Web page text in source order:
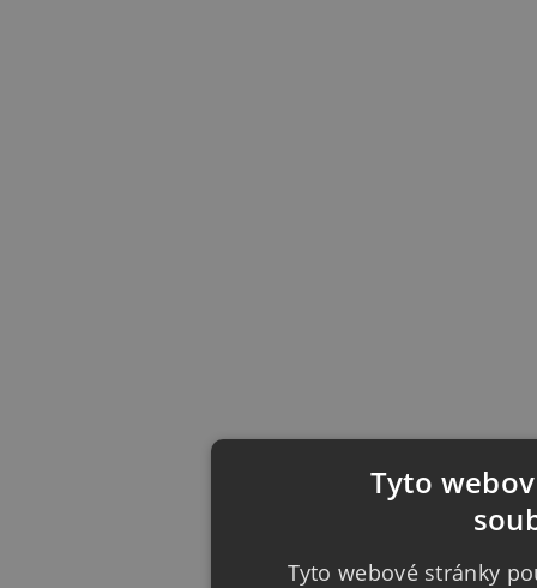
Tyto
Tyto webové stránky